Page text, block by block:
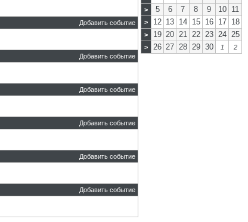
Добавить событие
Добавить событие
Добавить событие
Добавить событие
Добавить событие
Добавить событие
> 5 6 7 8 9 10 11
> 12 13 14 15 16 17 18
> 19 20 21 22 23 24 25
> 26 27 28 29 30 1 2